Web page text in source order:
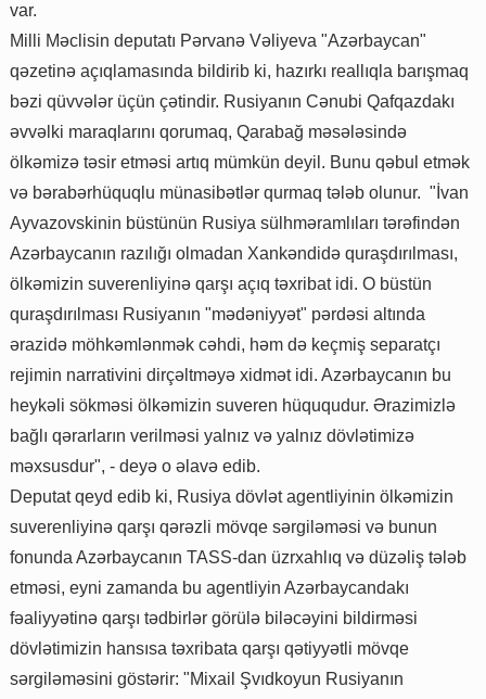
var.
Milli Məclisin deputatı Pərvanə Vəliyeva "Azərbaycan"
qəzetinə açıqlamasında bildirib ki, hazırkı reallıqla barışmaq
bəzi qüvvələr üçün çətindir. Rusiyanın Cənubi Qafqazdakı
əvvəlki maraqlarını qorumaq, Qarabağ məsələsində
ölkəmizə təsir etməsi artıq mümkün deyil. Bunu qəbul etmək
və bərabərhüquqlu münasibətlər qurmaq tələb olunur. "İvan
Ayvazovskinin büstünün Rusiya sülhməramlıları tərəfindən
Azərbaycanın razılığı olmadan Xankəndidə quraşdırılması,
ölkəmizin suverenliyinə qarşı açıq təxribat idi. O büstün
quraşdırılması Rusiyanın "mədəniyyət" pərdəsi altında
ərazidə möhkəmlənmək cəhdi, həm də keçmiş separatçı
rejimin narrativini dirçəltməyə xidmət idi. Azərbaycanın bu
heykəli sökməsi ölkəmizin suveren hüququdur. Ərazimizlə
bağlı qərarların verilməsi yalnız və yalnız dövlətimizə
məxsusdur", - deyə o əlavə edib.
Deputat qeyd edib ki, Rusiya dövlət agentliyinin ölkəmizin
suverenliyinə qarşı qərəzli mövqe sərgiləməsi və bunun
fonunda Azərbaycanın TASS-dan üzrxahlıq və düzəliş tələb
etməsi, eyni zamanda bu agentliyin Azərbaycandakı
fəaliyyətinə qarşı tədbirlər görülə biləcəyini bildirməsi
dövlətimizin hansısa təxribata qarşı qətiyyətli mövqe
sərgiləməsini göstərir: "Mixail Şvıdkoyun Rusiyanın